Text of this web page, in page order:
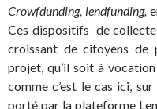
Crowfdunding, lendfunding,
Ces dispositifs de
croissant de citoyens de
projet, qu’il soit à
comme c’est le cas ici,
porté par la plateforme